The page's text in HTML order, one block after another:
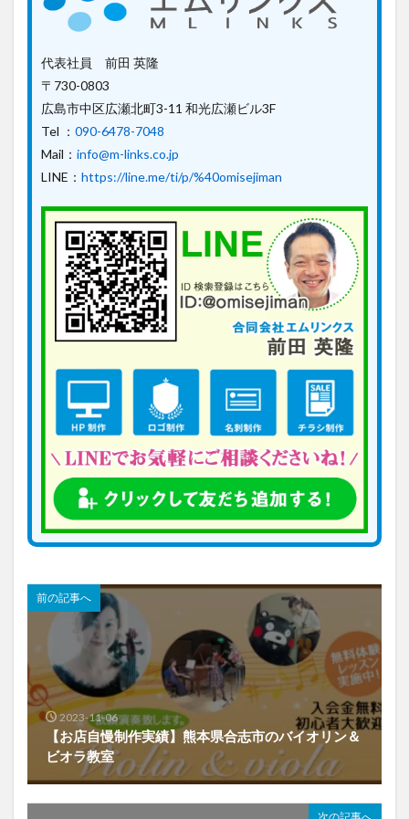
代表社員 前田 英隆
〒730-0803
広島市中区広瀬北町3-11 和光広瀬ビル3F
Tel ： 090-6478-7048
Mail： info@m-links.co.jp
LINE： https://line.me/ti/p/%40omisejiman
前の記事へ
2023-11-06
【お店自慢制作実績】熊本県合志市のバイオリン＆
ビオラ教室